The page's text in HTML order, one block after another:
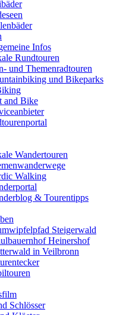
Infos
Rundtouren
und Themenradtouren
und Bikeparks
and Bike
Wandertouren
Walking
& Tourentipps
Steigerwald
Heinershof
in Veilbronn
Schlösser